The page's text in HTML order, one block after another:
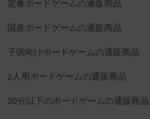
定番ボードゲームの通販商品
国産ボードゲームの通販商品
子供向けボードゲームの通販商品
2人用ボードゲームの通販商品
20分以下のボードゲームの通販商品